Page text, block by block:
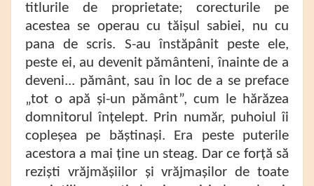
titlurile de proprietate; corecturile pe
acestea se operau cu tăișul sabiei, nu cu
pana de scris. S-au înstăpânit peste ele,
peste ei, au devenit pământeni, înainte de a
deveni... pământ, sau în loc de a se preface
„tot o apă și-un pământ”, cum le hărăzea
domnitorul înțelept. Prin număr, puhoiul îi
copleșea pe băștinași. Era peste puterile
acestora a mai ține un steag. Dar ce forță să
reziști vrăjmășiilor și vrăjmașilor de toate